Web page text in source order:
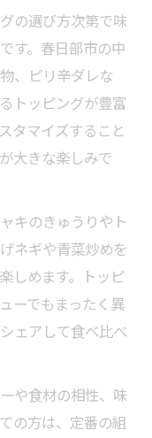
の選び方次第で味
す。春日部市の中
、ピリ辛ダレな
トッピングが豊富
タマイズすること
大きな楽しみで
キのきゅうりやト
ネギや青菜炒めを
しめます。トッピ
ーでもまったく異
ェアして食べ比べ
や食材の相性、味
の方は、定番の組